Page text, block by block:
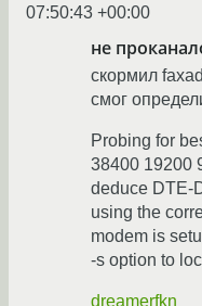
07:50:43 +00:00
не
скормил
смог
Probing for
38400 19200
deduce DTE-
using the
modem is
-s option to
dreamerfkn